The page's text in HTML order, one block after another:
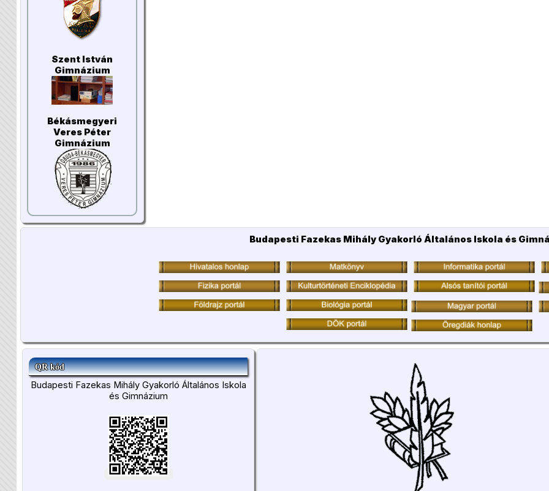
Szent István
Gimnázium
Békásmegyeri
Veres Péter
Gimnázium
Budapesti Fazekas Mihály Gyakorló Általános Iskola és
QR kód
Budapesti Fazekas Mihály Gyakorló Általános Iskola
és Gimnázium